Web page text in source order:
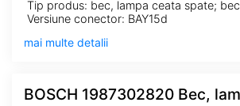
Versiune conector: BAY15d
mai multe detalii
BOSCH 1987302820 Bec,